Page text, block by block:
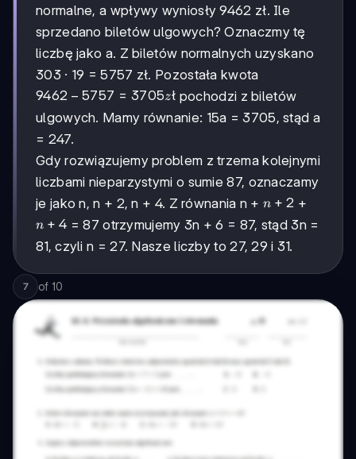
normalne, a wpływy wyniosły 9462 zł. Ile
sprzedano biletów ulgowych? Oznaczmy tę
liczbę jako a. Z biletów normalnych uzyskano
303 · 19 = 5757 zł. Pozostała kwota
9462
-
5757
=
3705
zł
9462 − 5757 = 3705zł pochodzi z biletów
ulgowych. Mamy równanie: 15a = 3705, stąd a
= 247.
Gdy rozwiązujemy problem z trzema kolejnymi
liczbami nieparzystymi o sumie 87, oznaczamy
je jako n, n + 2, n + 4. Z równania n +n
+
2
n + 2 +
n
+
4
n + 4 = 87 otrzymujemy 3n + 6 = 87, stąd 3n =
81, czyli n = 27. Nasze liczby to 27, 29 i 31.
7 of 10